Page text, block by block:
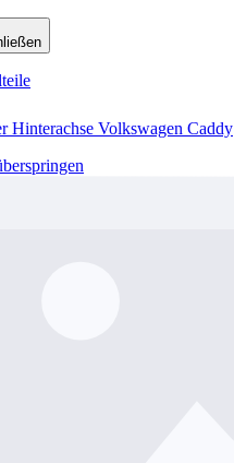
Hinterachse Volkswagen Caddy